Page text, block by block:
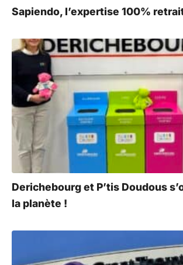
Sapiendo, l’expertise 100%
Derichebourg et P’tis Doudous
la planète !